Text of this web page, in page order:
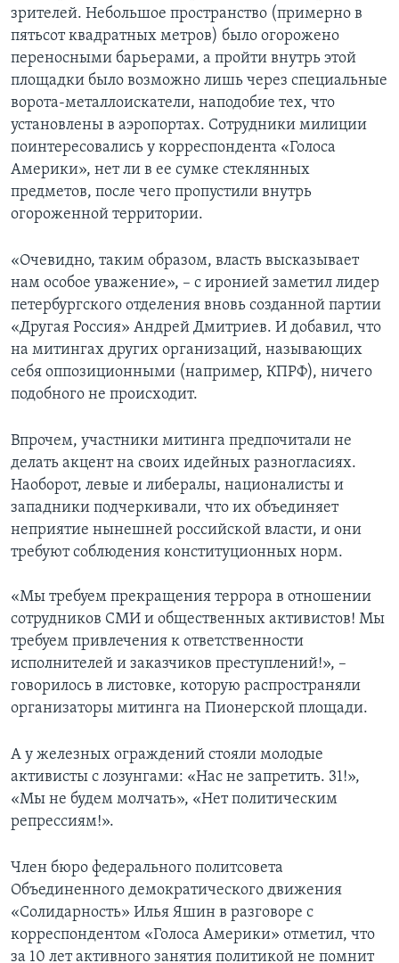
зрителей. Небольшое пространство (примерно в
пятьсот квадратных метров) было огорожено
переносными барьерами, а пройти внутрь этой
площадки было возможно лишь через специальные
ворота-металлоискатели, наподобие тех, что
установлены в аэропортах. Сотрудники милиции
поинтересовались у корреспондента «Голоса
Америки», нет ли в ее сумке стеклянных
предметов, после чего пропустили внутрь
огороженной территории.
«Очевидно, таким образом, власть высказывает
нам особое уважение», – с иронией заметил лидер
петербургского отделения вновь созданной партии
«Другая Россия» Андрей Дмитриев. И добавил, что
на митингах других организаций, называющих
себя оппозиционными (например, КПРФ), ничего
подобного не происходит.
Впрочем, участники митинга предпочитали не
делать акцент на своих идейных разногласиях.
Наоборот, левые и либералы, националисты и
западники подчеркивали, что их объединяет
неприятие нынешней российской власти, и они
требуют соблюдения конституционных норм.
«Мы требуем прекращения террора в отношении
сотрудников СМИ и общественных активистов! Мы
требуем привлечения к ответственности
исполнителей и заказчиков преступлений!», –
говорилось в листовке, которую распространяли
организаторы митинга на Пионерской площади.
А у железных ограждений стояли молодые
активисты с лозунгами: «Нас не запретить. 31!»,
«Мы не будем молчать», «Нет политическим
репрессиям!».
Член бюро федерального политсовета
Объединенного демократического движения
«Солидарность» Илья Яшин в разговоре с
корреспондентом «Голоса Америки» отметил, что
за 10 лет активного занятия политикой не помнит